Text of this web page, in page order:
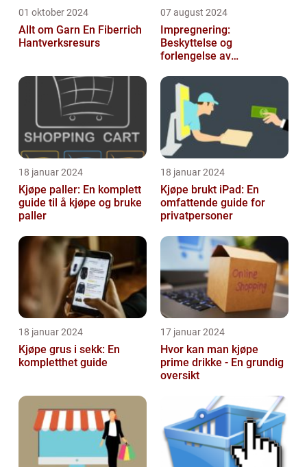
01 oktober 2024
Allt om Garn En Fiberrich
Hantverksresurs
07 august 2024
Impregnering:
Beskyttelse og
forlengelse av
18 januar 2024
Kjøpe paller: En komplett
guide til å kjøpe og bruke
paller
18 januar 2024
Kjøpe brukt iPad: En
omfattende guide for
privatpersoner
18 januar 2024
Kjøpe grus i sekk: En
kompletthet guide
17 januar 2024
Hvor kan man kjøpe
prime drikke - En grundig
oversikt